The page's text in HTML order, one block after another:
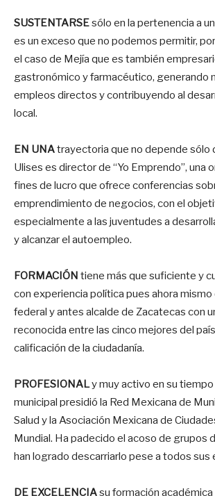
SUSTENTARSEsólo en la pertenencia a
es un exceso que no podemos permitir,
el caso de Mejía que es también
gastronómico y farmacéutico, generando
empleos directos y contribuyendo al
local.
EN UNAtrayectoria que no depende sólo
Ulises es director de “Yo Emprendo”, una
fines de lucro que ofrece conferencias
emprendimiento de negocios, con el
especialmente a las juventudes a
y alcanzar el autoempleo.
FORMACIÓN tiene más que suficiente y
con experiencia política pues ahora
federal y antes alcalde de Zacatecas con
reconocida entre las cinco mejores del
calificación de la ciudadanía.
PROFESIONALy muy activo en su
municipal presidió la Red Mexicana de
Salud y la Asociación Mexicana de
Mundial. Ha padecido el acoso de grupos
han logrado descarriarlo pese a todos sus
DE EXCELENCIAsu formación